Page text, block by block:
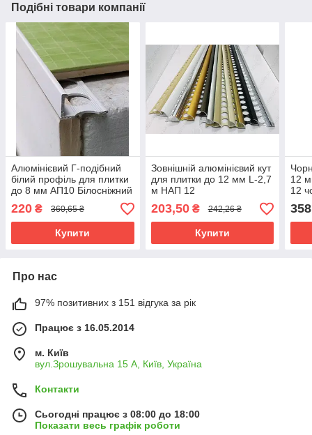
Подібні товари компанії
Алюмінієвий Г-подібний
білий профіль для плитки
до 8 мм АП10 Білосніжний
L-2.7 м
220 ₴ 360,65 ₴
Купити
Зовнішній алюмінієвий кут
для плитки до 12 мм L-2,7
м НАП 12
203,50₴ 242,26 ₴
Купити
12
12
Про нас
97% позитивних з 151 відгука за рік
Працює з 16.05.2014
м. Київ
вул.Зрошувальна 15 А, Київ, Україна
Контакти
Сьогодні працює з 08:00 до 18:00
Показати весь графік роботи